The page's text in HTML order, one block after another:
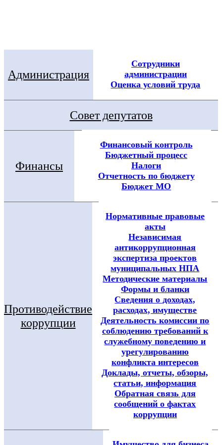
Администрация
Сотрудники
администрации
Оценка условий труда
Совет депутатов
Финансы
Финансовый контроль
Бюджетный процесс
Налоги
Отчетность по бюджету
Бюджет МО
Противодействие
коррупции
Нормативные правовые
акты
Независимая
антикоррупционная
экспертиза проектов
муниципальных НПА
Методические материалы
Формы и бланки
Сведения о доходах,
расходах, имуществе
Деятельность комиссии по
соблюдению требований к
служебному поведению и
урегулированию
конфликта интересов
Доклады, отчеты, обзоры,
статьи, информация
Обратная связь для
сообщений о фактах
коррупции